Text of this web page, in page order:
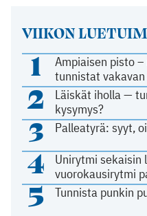
VIIKON
1
Ampiaisen pisto
tunnistat
2
Läiskät iholla —
kysymys?
3 Palleatyrä: syyt,
4
Unirytmi sekaisin
vuorokausirytmi
5 Tunnista punkin